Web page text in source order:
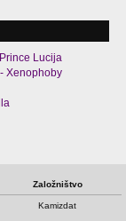
Lucija
Xenophoby
Založništvo
Kamizdat